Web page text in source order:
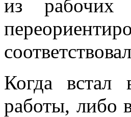
из рабочих
Когда встал
работы, либо